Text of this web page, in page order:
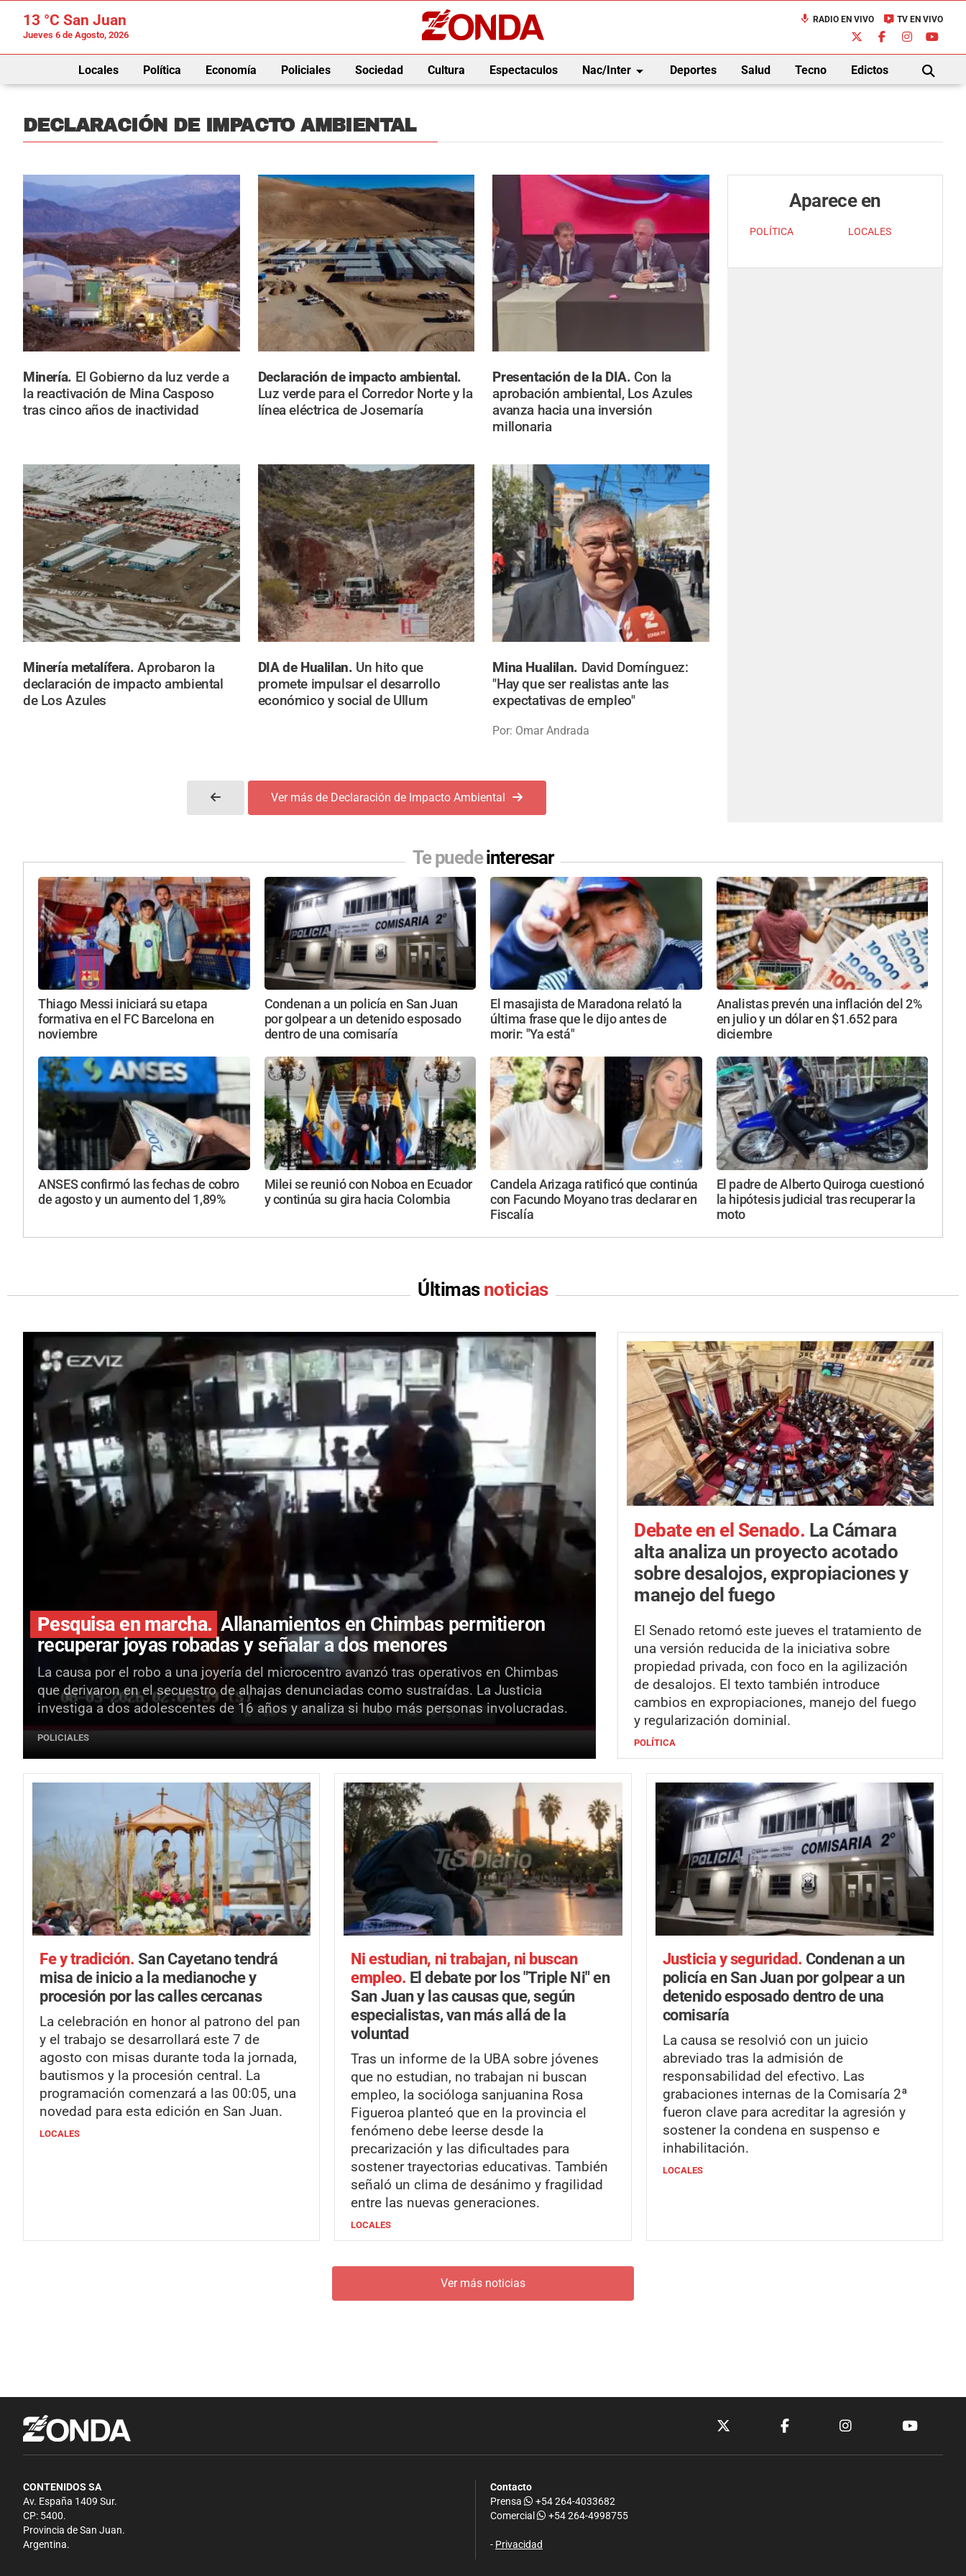
13 °C San Juan
Jueves 6 de Agosto, 2026
mic RADIO EN VIVO live_tv TV EN VIVO
Locales Política Economía Policiales Sociedad Cultura Espectaculos Nac/Interarrow_drop_down Deportes Salud Tecno Edictos
BUSCAR
DECLARACIÓN DE IMPACTO AMBIENTAL
Minería. El Gobierno da luz verde a
la reactivación de Mina Casposo
tras cinco años de inactividad
Declaración de impacto ambiental.
Luz verde para el Corredor Norte y la
línea eléctrica de Josemaría
Presentación de la DIA. Con la
aprobación ambiental, Los Azules
avanza hacia una inversión
millonaria
Minería metalífera.Aprobaron la
declaración de impacto ambiental
de Los Azules
DIA de Hualilan. Un hito que
promete impulsar el desarrollo
económico y social de Ullum
Mina Hualilan. David Domínguez:
"Hay que ser realistas ante las
expectativas de empleo"
Por: Omar Andrada
Ver más de Declaración de Impacto Ambiental
Aparece en
POLÍTICA LOCALES
Te puedeinteresar
Thiago Messi iniciará su etapa
formativa en el FC Barcelona en
noviembre
Condenan a un policía en San Juan
por golpear a un detenido esposado
dentro de una comisaría
El masajista de Maradona relató la
última frase que le dijo antes de
morir: "Ya está"
Analistas prevén una inflación del 2%
en julio y un dólar en $1.652 para
diciembre
ANSES confirmó las fechas de cobro
de agosto y un aumento del 1,89%
Milei se reunió con Noboa en Ecuador
y continúa su gira hacia Colombia
Candela Arizaga ratificó que continúa
con Facundo Moyano tras declarar en
Fiscalía
El padre de Alberto Quiroga cuestionó
la hipótesis judicial tras recuperar la
moto
Últimas noticias
Pesquisa en marcha. Allanamientos en Chimbas permitieron
recuperar joyas robadas y señalar a dos menores
La causa por el robo a una joyería del microcentro avanzó tras operativos en Chimbas
que derivaron en el secuestro de alhajas denunciadas como sustraídas. La Justicia
investiga a dos adolescentes de 16 años y analiza si hubo más personas involucradas.
POLICIALES
Debate en el Senado. La Cámara
alta analiza un proyecto acotado
sobre desalojos, expropiaciones y
manejo del fuego
El Senado retomó este jueves el tratamiento de
una versión reducida de la iniciativa sobre
propiedad privada, con foco en la agilización
de desalojos. El texto también introduce
cambios en expropiaciones, manejo del fuego
y regularización dominial.
POLÍTICA
Fe y tradición. San Cayetano tendrá
misa de inicio a la medianoche y
procesión por las calles cercanas
La celebración en honor al patrono del pan
y el trabajo se desarrollará este 7 de
agosto con misas durante toda la jornada,
bautismos y la procesión central. La
programación comenzará a las 00:05, una
novedad para esta edición en San Juan.
LOCALES
Ni estudian, ni trabajan, ni buscan
empleo. El debate por los "Triple Ni" en
San Juan y las causas que, según
especialistas, van más allá de la
voluntad
Tras un informe de la UBA sobre jóvenes
que no estudian, no trabajan ni buscan
empleo, la socióloga sanjuanina Rosa
Figueroa planteó que en la provincia el
fenómeno debe leerse desde la
precarización y las dificultades para
sostener trayectorias educativas. También
señaló un clima de desánimo y fragilidad
entre las nuevas generaciones.
LOCALES
Justicia y seguridad. Condenan a un
policía en San Juan por golpear a un
detenido esposado dentro de una
comisaría
La causa se resolvió con un juicio
abreviado tras la admisión de
responsabilidad del efectivo. Las
grabaciones internas de la Comisaría 2ª
fueron clave para acreditar la agresión y
sostener la condena en suspenso e
inhabilitación.
LOCALES
Ver más noticias
CONTENIDOS SA
Av. España 1409 Sur.
CP: 5400.
Provincia de San Juan.
Argentina.
Contacto
Prensa
+54 264-4033682
Comercial
+54 264-4998755
- Privacidad